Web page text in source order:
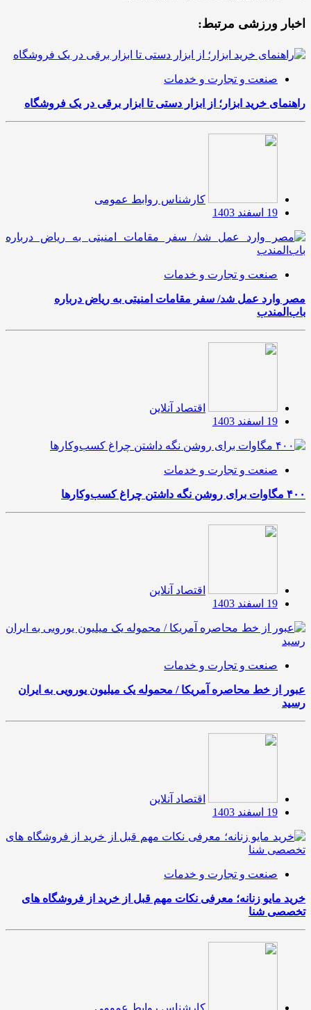
اخبار ورزشی مرتبط:
صنعت و تجارت و خدمات
راهنمای خرید ابزار؛ از ابزار دستی تا ابزار برقی در یک فروشگاه
کارشناس روابط عمومی
19 اسفند 1403
صنعت و تجارت و خدمات
مصر وارد عمل شد/ سفر مقامات امنیتی به ریاض درباره
باب‌المندب
اقتصاد آنلاین
19 اسفند 1403
صنعت و تجارت و خدمات
۴۰۰ مگاوات برای روشن نگه داشتن چراغ کسب‌وکار‌ها
اقتصاد آنلاین
19 اسفند 1403
صنعت و تجارت و خدمات
عبور از خط محاصره آمریکا / محموله یک میلیون یورویی به ایران
رسید
اقتصاد آنلاین
19 اسفند 1403
صنعت و تجارت و خدمات
خرید مایو زنانه؛ معرفی نکات مهم قبل از خرید از فروشگاه های
تخصصی شنا